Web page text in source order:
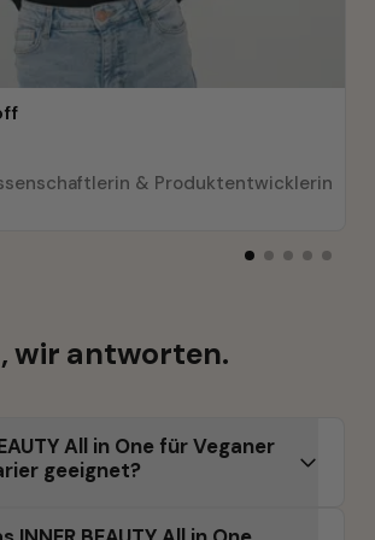
& Produktentwicklerin
All in One für Veganer
geeignet?
wir antworten.